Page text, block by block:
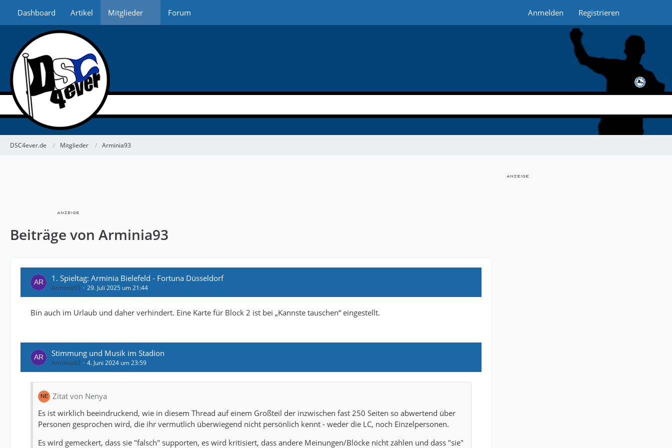
Dashboard Artikel Mitglieder Forum Anmelden Registrieren
DSC4ever.de Mitglieder Arminia93
Beiträge von Arminia93
1. Spieltag: Arminia Bielefeld - Fortuna Düsseldorf
Arminia93 29. Juli 2025 um 21:44
Bin auch im Urlaub und daher verhindert. Eine Karte für Block 2 ist bei „Kannste tauschen“ eingestellt.
Stimmung und Musik im Stadion
Arminia93 4. Juni 2024 um 23:59
Zitat von Nenya
Es ist wirklich beeindruckend, wie in diesem Thread auf einem Großteil der inzwischen fast 250 Seiten so abwertend über
Personen gesprochen wird, die ihr vermutlich überwiegend nicht persönlich kennt - weder die LC, noch Einzelpersonen.
Es wird gemeckert, dass sie "falsch" supporten, es wird kritisiert, dass andere Meinungen/Blöcke nicht zählen und dass "sie"